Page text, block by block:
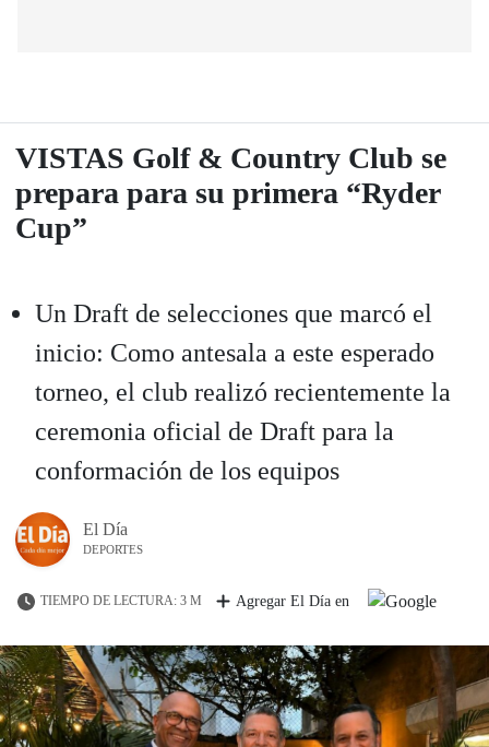
VISTAS Golf & Country Club se
prepara para su primera “Ryder
Cup”
Un Draft de selecciones que marcó el
inicio: Como antesala a este esperado
torneo, el club realizó recientemente la
ceremonia oficial de Draft para la
conformación de los equipos
El Día
DEPORTES
TIEMPO DE LECTURA: 3 M Agregar El Día en